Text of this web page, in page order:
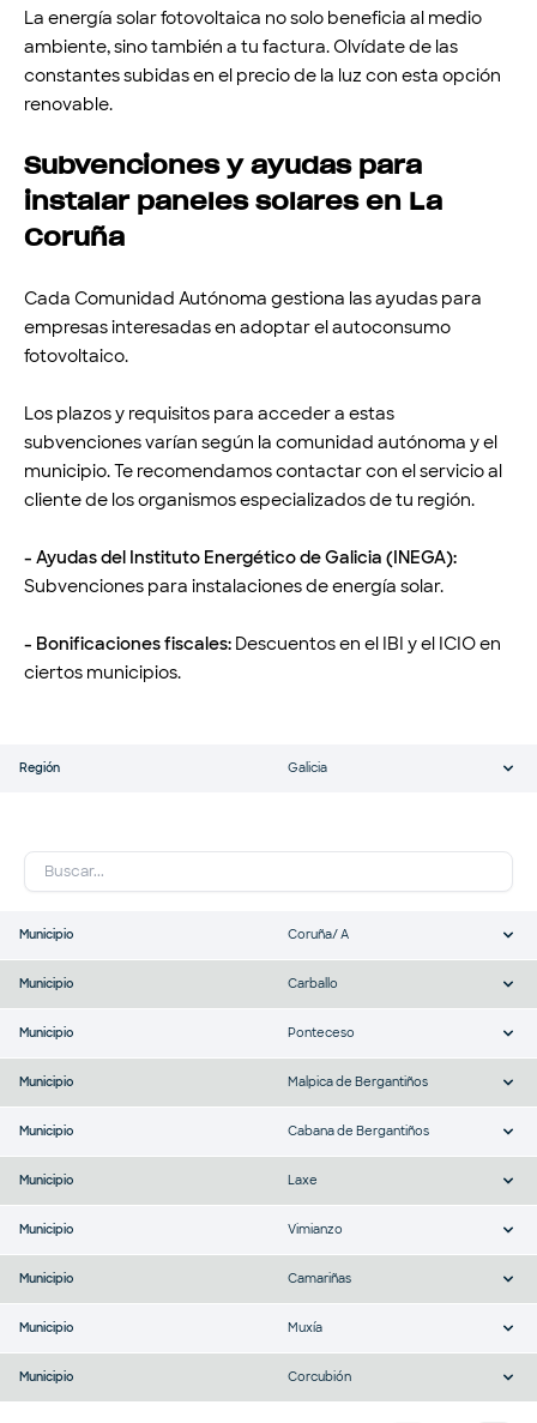
La energía solar fotovoltaica no solo beneficia al medio
ambiente, sino también a tu factura. Olvídate de las
constantes subidas en el precio de la luz con esta opción
renovable.
Subvenciones y ayudas para
instalar paneles solares en La
Coruña
Cada Comunidad Autónoma gestiona las ayudas para
empresas interesadas en adoptar el autoconsumo
fotovoltaico.
Los plazos y requisitos para acceder a estas
subvenciones varían según la comunidad autónoma y el
municipio. Te recomendamos contactar con el servicio al
cliente de los organismos especializados de tu región.
- Ayudas del Instituto Energético de Galicia (INEGA):
Subvenciones para instalaciones de energía solar.
- Bonificaciones fiscales: Descuentos en el IBI y el ICIO en
ciertos municipios.
Región Galicia
Municipio Coruña/ A
Municipio Carballo
Municipio Ponteceso
Municipio Malpica de Bergantiños
Municipio Cabana de Bergantiños
Municipio Laxe
Municipio Vimianzo
Municipio Camariñas
Municipio Muxía
Municipio Corcubión